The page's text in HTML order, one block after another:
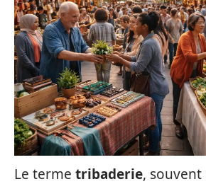
Le terme tribaderie,